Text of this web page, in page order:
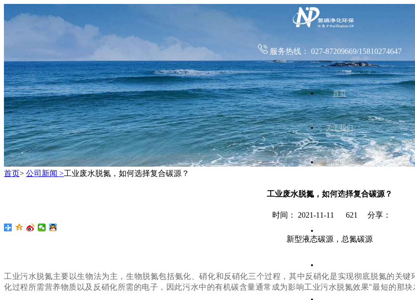
服务热线： 027-87209669/15810274647
首页
关于我们
新闻中心
产品服务
首页> 公司新闻 >工业废水脱氮，如何选择复合碳源？
工业废水脱氮，如何选择复合碳源？
时间： 2021-11-11 621 分享：
新型液态碳源，总氮碳源
工 业污水脱氮主要以生物法为主，生物脱氮包括氨化、硝化和反硝化三个过程，其中反硝化是实现彻底脱氮的关
化过程所需营养物质以及反硝化所需的电子，因此污水中的有机碳含量通常成为影响工业污水脱氮效果“最短的那块